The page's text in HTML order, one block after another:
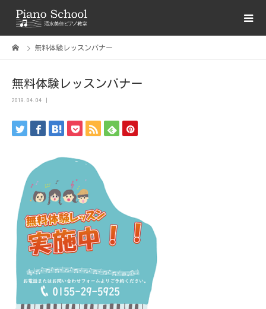
無料体験レッスンバナー
無料体験レッスンバナー
2019.04.04